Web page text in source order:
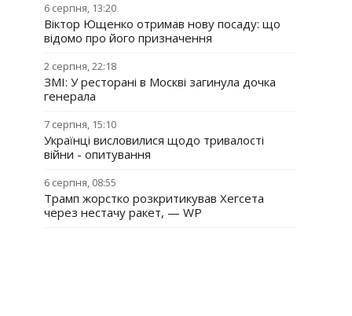
6 серпня, 13:20
Віктор Ющенко отримав нову посаду: що
відомо про його призначення
2 серпня, 22:18
ЗМІ: У ресторані в Москві загинула дочка
генерала
7 серпня, 15:10
Українці висловилися щодо тривалості
війни - опитування
6 серпня, 08:55
Трамп жорстко розкритикував Хегсета
через нестачу ракет, — WP